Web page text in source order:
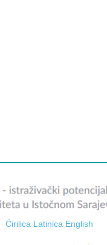
Ćirilica Latinica English